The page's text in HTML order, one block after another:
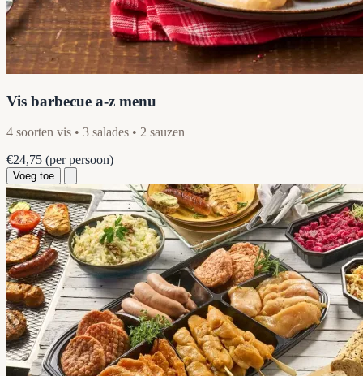
Vis barbecue a-z menu
4 soorten vis • 3 salades • 2 sauzen
€24,75 (per persoon)
Voeg toe